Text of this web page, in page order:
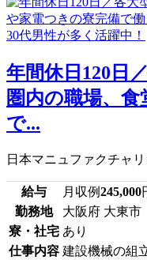
年間休日120日
圏内の職場、
で...
日本マニュファクチャ
給与 月収例245,000
勤務地
大阪府 大東市
寮・社宅 あり
仕事内容 建設機械の組